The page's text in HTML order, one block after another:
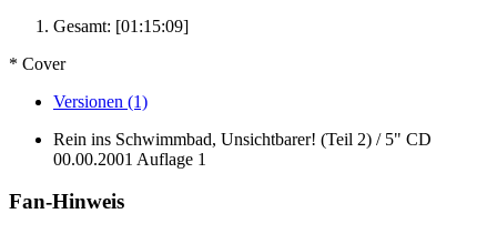
Gesamt: [01:15:09]
* Cover
Versionen (1)
Rein ins Schwimmbad, Unsichtbarer! (Teil 2) / 5" CD
00.00.2001 Auflage 1
Fan-Hinweis